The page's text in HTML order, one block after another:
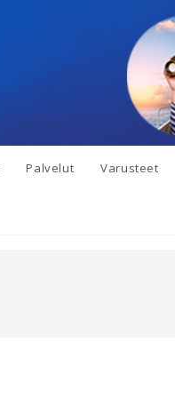
Palvelut Varusteet